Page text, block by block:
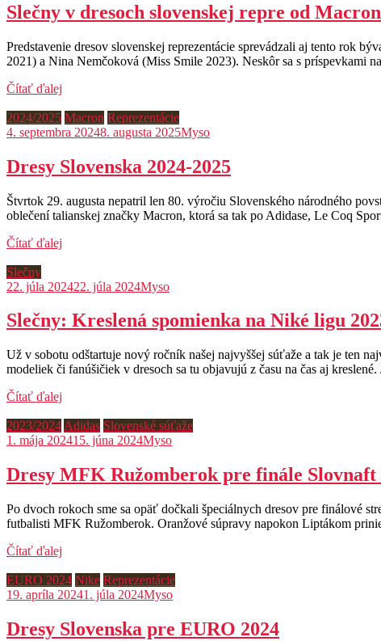
Slečny v dresoch slovenskej repre od
Predstavenie dresov slovenskej reprezentácie sprevádzali aj tento rok
2021) a Nina Nemčoková (Miss Smile 2023). Neskôr sa s príspevkami
Čítať ďalej
2024/2025 Macron Reprezentácie
4. septembra 20248. augusta 2025Myso
Dresy Slovenska 2024-2025
Štvrtok 29. augusta nepatril len 80. výročiu Slovenského národného
oblečení talianskej značky Macron, ktorá sa tak po Adidase, Le Coq
Čítať ďalej
Slečny
22. júla 202422. júla 2024Myso
Slečny: Kreslená spomienka na Niké ligu
Už v sobotu odštartuje nový ročník našej najvyššej súťaže a tak je ten
modeliek či fanúšičiek v dresoch sa tu objavujú z času na čas aj
Čítať ďalej
2023/2024 Adidas Slovenské súťaže
1. mája 202415. júna 2024Myso
Dresy MFK Ružomberok pre finále Slovnaft
Po dvoch rokoch sme sa opäť dočkali špeciálnych dresov pre finálové
futbalisti MFK Ružomberok. Oranžové súpravy napokon Liptákom
Čítať ďalej
EURO 2024 Nike Reprezentácie
19. apríla 20241. júla 2024Myso
Dresy Slovenska pre EURO 2024